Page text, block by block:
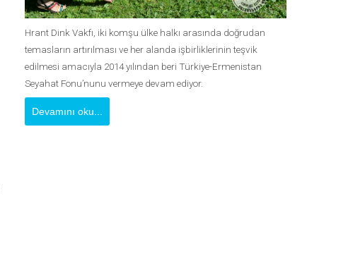
Hrant Dink Vakfı, iki komşu ülke halkı arasında doğrudan
temasların artırılması ve her alanda işbirliklerinin teşvik
edilmesi amacıyla 2014 yılından beri Türkiye-Ermenistan
Seyahat Fonu’nunu vermeye devam ediyor.
Devamını oku...